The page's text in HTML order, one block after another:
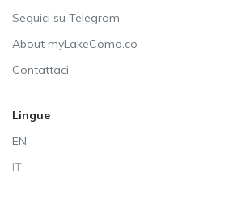
Seguici su Telegram
About myLakeComo.co
Contattaci
Lingue
EN
IT